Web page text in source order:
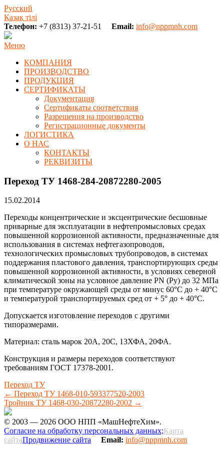
Русский
Қазақ тілі
Телефон: +7 (8313) 37-21-51 Email: info@nppmnh.com
Меню
КОМПАНИЯ
ПРОИЗВОДСТВО
ПРОДУКЦИЯ
СЕРТИФИКАТЫ
Документация
Сертификаты соответствия
Разрешения на производство
Регистрационные документы
ЛОГИСТИКА
О НАС
КОНТАКТЫ
РЕКВИЗИТЫ
Переход ТУ 1468-284-20872280-2005
15.02.2014
Переходы концентрические и эксцентрические бесшовные
приварные для эксплуатации в нефтепромысловых средах
повышенной коррозионной активности, предназначенные для
использования в системах нефтегазопроводов,
технологических промысловых трубопроводов, в системах
поддержания пластового давления, транспортирующих среды
повышенной коррозионной активности, в условиях северной
климатической зоны на условное давление PN (Ру) до 32 МПа
при температуре окружающей среды от минус 60°С до + 40°С
и температурой транспортируемых сред от + 5° до + 40°С.
Допускается изготовление переходов с другими
типоразмерами.
Материал: сталь марок 20А, 20С, 13ХФА, 20ФА.
Конструкция и размеры переходов соответствуют
требованиям ГОСТ 17378-2001.
Переход ТУ
← Переход ТУ 1468-010-593377520-2003
Тройник ТУ 1468-030-20872280-2002 →
© 2003 — 2026 ООО НПП «МашНефтеХим».
Согласие на обработку персональных данных;Карта
сайтаПродвижение сайта Email: info@nppmnh.com